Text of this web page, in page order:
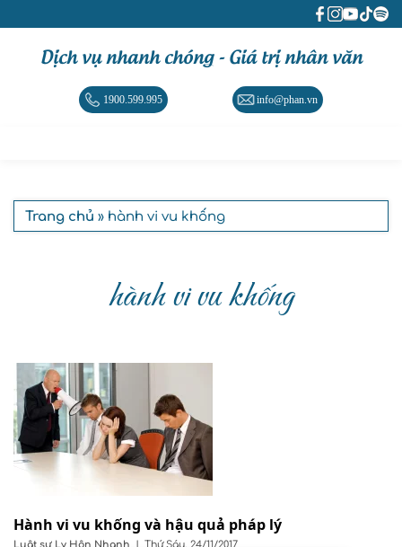
Dịch vụ nhanh chóng - Giá trị nhân văn
1900.599.995 info@phan.vn
Trang chủ » hành vi vu khống
hành vi vu khống
Hành vi vu khống và hậu quả pháp lý